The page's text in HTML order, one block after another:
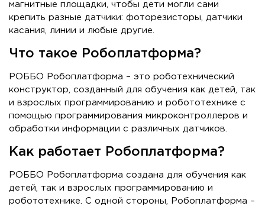
магнитные площадки, чтобы дети могли сами
крепить разные датчики: фоторезисторы, датчики
касания, линии и любые другие.
Что такое Робоплатформа?
РОББО Робоплатформа – это роботехнический
конструктор, созданный для обучения как детей, так
и взрослых программированию и робототехнике с
помощью программирования микроконтроллеров и
обработки информации с различных датчиков.
Как работает Робоплатформа?
РОББО Робоплатформа создана для обучения как
детей, так и взрослых программированию и
робототехнике. С одной стороны, Робоплатформа –